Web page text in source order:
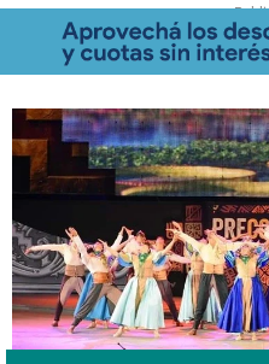
-
Pre-Cosquín en Formosa: más
semana a puro folklore
Noviembre 15, 2025